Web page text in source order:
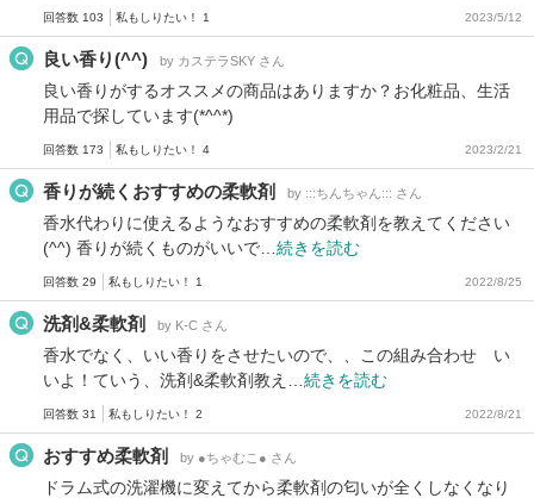
回答数 103 私もしりたい！ 1 2023/5/12
良い香り(^^) by カステラSKY さん
良い香りがするオススメの商品はありますか？お化粧品、生活
用品で探しています(*^^*)
回答数 173 私もしりたい！ 4 2023/2/21
香りが続くおすすめの柔軟剤 by :::ちんちゃん::: さん
香水代わりに使えるようなおすすめの柔軟剤を教えてください
(^^) 香りが続くものがいいで… 続きを読む
回答数 29 私もしりたい！ 1 2022/8/25
洗剤&柔軟剤 by K-C さん
香水でなく、いい香りをさせたいので、、この組み合わせ い
いよ！ていう、洗剤&柔軟剤教え… 続きを読む
回答数 31 私もしりたい！ 2 2022/8/21
おすすめ柔軟剤 by ●ちゃむこ● さん
ドラム式の洗濯機に変えてから柔軟剤の匂いが全くしなくなり